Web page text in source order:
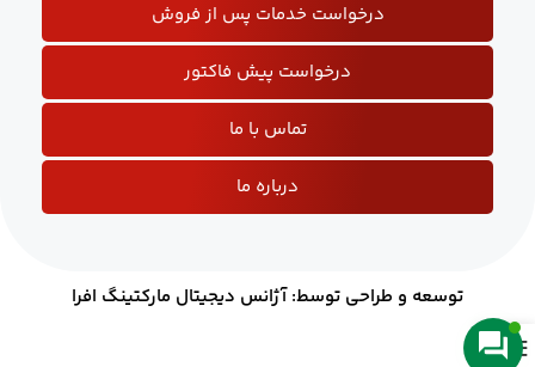
درخواست خدمات پس از فروش
درخواست پیش فاکتور
تماس با ما
درباره ما
توسعه و طراحی توسط: آژانس دیجیتال مارکتینگ افرا